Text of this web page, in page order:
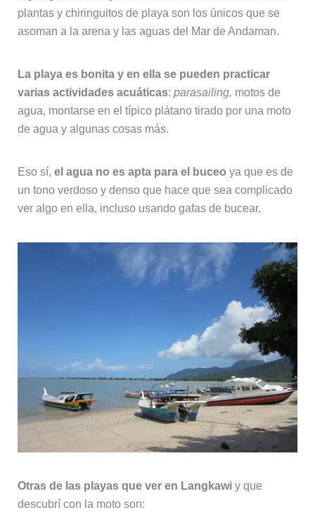
plantas y chiringuitos de playa son los únicos que se
asoman a la arena y las aguas del Mar de Andaman.
La playa es bonita y en ella se pueden practicar
varias actividades acuáticas: parasailing, motos de
agua, montarse en el típico plátano tirado por una moto
de agua y algunas cosas más.
Eso sí, el agua no es apta para el buceo ya que es de
un tono verdoso y denso que hace que sea complicado
ver algo en ella, incluso usando gafas de bucear.
Otras de las playas que ver en Langkawiy que
descubrí con la moto son: